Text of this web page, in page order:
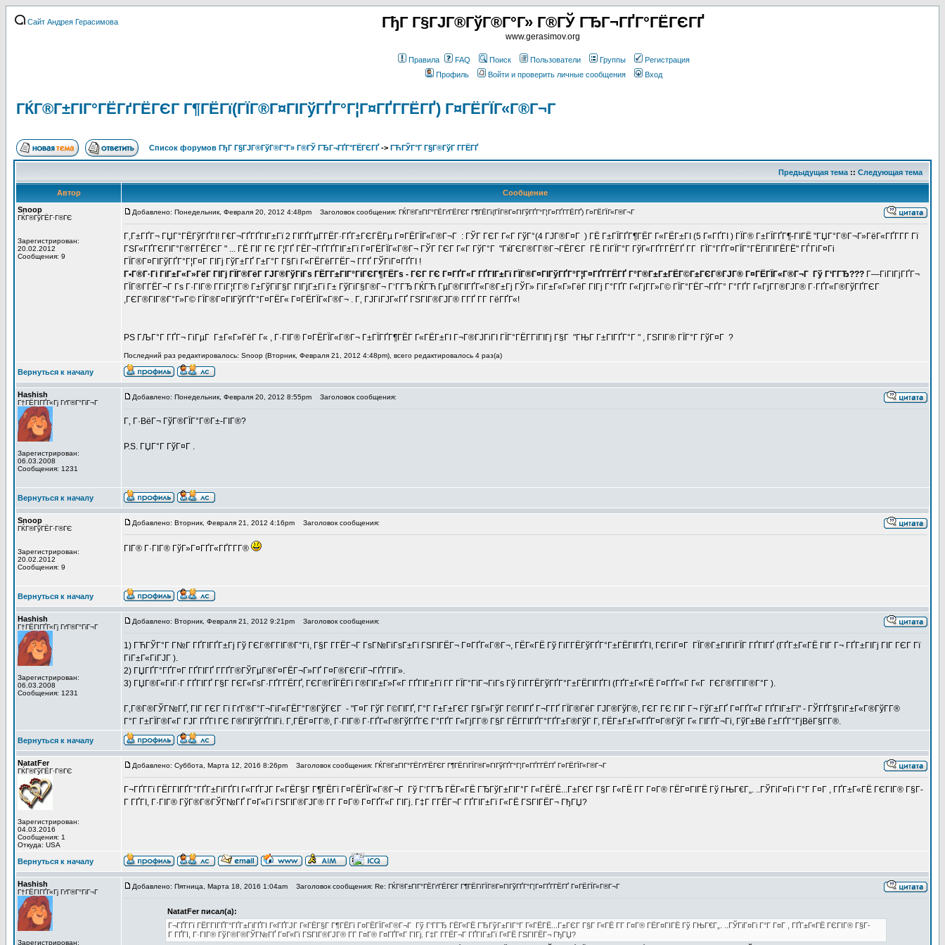
Сайт Андрея Герасимова ГђГ Г§ГЈГ®ГўГ®Г°Г» Г®ГЎ ГЂГ¬ГҐГ°ГЁГЄГҐ
www.gerasimov.org
Правила FAQ Поиск Пользователи Группы
Регистрация
Профиль
Войти и проверить личные сообщения Вход
ГЌГ®Г±ГІГ°ГЁГґГЁГЄГ Г¶ГЁГї(ГЇГ®Г¤ГІГўГҐГ°Г¦Г¤ГҐГ­ГЁГҐ) Г¤ГЁГЇГ«Г®Г¬Г
Список форумов ГђГ Г§ГЈГ®ГўГ®Г°Г» Г®ГЎ ГЂГ¬ГҐГ°ГЁГЄГҐ-> ГЋГЎГ°Г Г§Г®ГўГ Г­ГЁГҐ
Предыдущая тема :: Следующая тема
Автор
Сообщение
Snoop
ГЌГ®ГўГЁГ·Г®ГЄ
Зарегистрирован:
20.02.2012
Сообщения: 9
Добавлено: Понедельник, Февраля 20, 2012 4:48pm Заголовок сообщения: ГЌГ®Г±ГІГ°ГЁГґГЁГЄГ Г¶ГЁГї(ГЇГ®Г¤ГІГўГҐГ°Г¦Г¤ГҐГ­ГЁГҐ) Г¤ГЁГЇГ«Г®Г¬Г
Г‚Г±ГҐГ¬ ГЏГ°ГЁГўГҐГІ! Г€Г¬ГҐГҐГІГ±Гї 2 ГІГҐГµГ­ГЁГ·ГҐГ±ГЄГЁГµ Г¤ГЁГЇГ«Г®Г¬Г : ГЎГ ГЄГ Г«Г ГўГ°(4 ГЈГ®Г¤Г ) ГЁ Г±ГЇГҐГ¶ГЁГ Г«ГЁГ±ГІ (5 Г«ГҐГІ ) ГЇГ® Г±ГЇГҐГ¶-ГІГЁ "ГЏГ°Г®Г¬Г»ГёГ«ГҐГ­Г­Г Гї
ГЅГ«ГҐГЄГІГ°Г®Г­ГЁГЄГ " ... ГЁ ГІГ ГЄ Г¦ГҐ ГЁГ¬ГҐГҐГІГ±Гї Г¤ГЁГЇГ«Г®Г¬ ГЎГ ГЄГ Г«Г ГўГ°Г "ГќГЄГ®Г­Г®Г¬ГЁГЄГ ГЁ ГіГЇГ°Г ГўГ«ГҐГ­ГЁГҐ Г­Г ГЇГ°ГҐГ¤ГЇГ°ГЁГїГІГЁГЁ" ГЃГіГ¤Гі
ГЇГ®Г¤ГІГўГҐГ°Г¦Г¤Г ГІГј ГўГ±ГҐ Г±Г°Г Г§Гі Г«ГЁГёГ­ГЁГ¬ Г­ГҐ ГЎГіГ¤ГҐГІ !
Г•Г®Г·Гі ГіГ±Г«Г»ГёГ ГІГј ГЇГ®ГёГ ГЈГ®ГўГіГѕ ГЁГ­Г±ГІГ°ГіГЄГ¶ГЁГѕ - ГЄГ ГЄ Г¤ГҐГ«Г ГҐГІГ±Гї ГЇГ®Г¤ГІГўГҐГ°Г¦Г¤ГҐГ­ГЁГҐ Г°Г®Г±Г±ГЁГ©Г±ГЄГ®ГЈГ® Г¤ГЁГЇГ«Г®Г¬Г Гў Г‘ГГЂ??? Г—ГіГІГјГҐГ¬
ГЇГ®Г­ГЁГ¬Г Гѕ Г·ГІГ® Г­ГіГ¦Г­Г® Г±ГўГїГ§Г ГІГјГ±Гї Г± ГўГіГ§Г®Г¬ Г‘ГГЂ ГЌГЋ ГµГ®ГІГҐГ«Г®Г±Гј ГЎГ» ГіГ±Г«Г»ГёГ ГІГј Г°ГҐГ Г«ГјГ­Г»Г© ГЇГ°ГЁГ¬ГҐГ° Г°ГҐГ Г«ГјГ­Г®ГЈГ® Г·ГҐГ«Г®ГўГҐГЄГ
,ГЄГ®ГІГ®Г°Г»Г© ГЇГ®Г¤ГІГўГҐГ°Г¤ГЁГ« Г¤ГЁГЇГ«Г®Г¬ . Г‚ ГЈГіГЈГ«ГҐ ГЅГІГ®ГЈГ® Г­ГҐ Г­Г ГёГҐГ«!
PS ГЉГ°Г ГҐГ¬ ГіГµГ Г±Г«Г»ГёГ Г« , Г·ГІГ® Г¤ГЁГЇГ«Г®Г¬ Г±ГЇГҐГ¶ГЁГ Г«ГЁГ±ГІ Г¬Г®ГЈГіГІ ГЇГ°ГЁГ­ГїГІГј Г§Г "ГЊГ Г±ГІГҐГ°Г " , ГЅГІГ® ГЇГ°Г ГўГ¤Г ?
Последний раз редактировалось: Snoop (Вторник, Февраля 21, 2012 4:48pm), всего редактировалось 4 раз(а)
Вернуться к началу
Hashish
Г†ГЁГІГҐГ«Гј ГґГ®Г°ГіГ¬Г
Зарегистрирован:
06.03.2008
Сообщения: 1231
Добавлено: Понедельник, Февраля 20, 2012 8:55pm Заголовок сообщения:
Г‚ Г·ВёГ¬ ГўГ®ГЇГ°Г®Г±-ГІГ®?
P.S. ГЏГ°Г ГўГ¤Г .
Вернуться к началу
Snoop
ГЌГ®ГўГЁГ·Г®ГЄ
Зарегистрирован:
20.02.2012
Сообщения: 9
Добавлено: Вторник, Февраля 21, 2012 4:16pm Заголовок сообщения:
ГІГ® Г·ГІГ® ГўГ»Г¤ГҐГ«ГҐГ­Г­Г®
Вернуться к началу
Hashish
Г†ГЁГІГҐГ«Гј ГґГ®Г°ГіГ¬Г
Зарегистрирован:
06.03.2008
Сообщения: 1231
Добавлено: Вторник, Февраля 21, 2012 9:21pm Заголовок сообщения:
1) ГЋГЎГ°Г Г№Г ГҐГІГҐГ±Гј Гў ГЄГ®Г­ГІГ®Г°Гі, Г§Г Г­ГЁГ¬Г ГѕГ№ГіГѕГ±Гї ГЅГІГЁГ¬ Г¤ГҐГ«Г®Г¬, ГЁГ«ГЁ Гў ГіГ­ГЁГўГҐГ°Г±ГЁГІГҐГІ, ГЄГіГ¤Г ГЇГ®Г±ГІГіГЇГ ГҐГІГҐ (ГҐГ±Г«ГЁ ГІГ Г¬ ГҐГ±ГІГј ГІГ ГЄГ Гї
ГіГ±Г«ГіГЈГ ).
2) ГЏГҐГ°ГҐГ¤Г ГҐГІГҐ Г­ГҐГ®ГЎГµГ®Г¤ГЁГ¬Г»ГҐ Г¤Г®ГЄГіГ¬ГҐГ­ГІГ».
3) ГЏГ®Г«ГіГ·Г ГҐГІГҐ Г§Г ГЄГ«ГѕГ·ГҐГ­ГЁГҐ, ГЄГ®ГЇГЁГї Г®ГІГ±Г»Г«Г ГҐГІГ±Гї Г­Г ГЇГ°ГїГ¬ГіГѕ Гў ГіГ­ГЁГўГҐГ°Г±ГЁГІГҐГІ (ГҐГ±Г«ГЁ Г¤ГҐГ«Г Г«Г ГЄГ®Г­ГІГ®Г°Г ).
Г‚Г®Г®ГЎГ№ГҐ, ГІГ ГЄГ Гї ГґГ®Г°Г¬ГіГ«ГЁГ°Г®ГўГЄГ - "Г¤Г ГўГ Г©ГІГҐ, Г°Г Г±Г±ГЄГ Г§Г»ГўГ Г©ГІГҐ Г¬Г­ГҐ ГЇГ®ГёГ ГЈГ®ГўГ®, ГЄГ ГЄ ГІГ Г¬ ГўГ±ГҐ Г¤ГҐГ«Г ГҐГІГ±Гї" - ГЎГҐГ§ГіГ±Г«Г®ГўГ­Г®
Г°Г Г±ГЇГ®Г«Г ГЈГ ГҐГІ ГЄ Г®ГІГўГҐГІГі. Г‚ГЁГ¤Г­Г®, Г·ГІГ® Г·ГҐГ«Г®ГўГҐГЄ Г°ГҐГ Г«ГјГ­Г® Г§Г ГЁГ­ГІГҐГ°ГҐГ±Г®ГўГ Г­, ГЁГ±Г±Г«ГҐГ¤Г®ГўГ Г« ГІГҐГ¬Гі, ГўГ±Вё Г±ГҐГ°ГјВёГ§Г­Г®.
Вернуться к началу
NatatFer
ГЌГ®ГўГЁГ·Г®ГЄ
Зарегистрирован:
04.03.2016
Сообщения: 1
Откуда: USA
Добавлено: Суббота, Марта 12, 2016 8:26pm Заголовок сообщения: ГЌГ®Г±ГІГ°ГЁГґГЁГЄГ Г¶ГЁГїГЇГ®Г¤ГІГўГҐГ°Г¦Г¤ГҐГ­ГЁГҐ Г¤ГЁГЇГ«Г®Г¬Г
Г¬ГҐГ­Гї ГЁГ­ГІГҐГ°ГҐГ±ГіГҐГІ Г«ГҐГЈГ Г«ГЁГ§Г Г¶ГЁГї Г¤ГЁГЇГ«Г®Г¬Г Гў Г‘ГГЂ ГЁГ«ГЁ ГЂГўГ±ГІГ°Г Г«ГЁГЁ...Г±ГЄГ Г§Г Г«ГЁ Г­Г Г¤Г® ГЁГ¤ГІГЁ Гў ГЊГ€Г„. ..ГЎГіГ¤Гі Г°Г Г¤Г , ГҐГ±Г«ГЁ ГЄГІГ® Г§Г­
Г ГҐГІ, Г·ГІГ® ГўГ®Г®ГЎГ№ГҐ Г¤Г«Гї ГЅГІГ®ГЈГ® Г­Г Г¤Г® Г¤ГҐГ«Г ГІГј. Г‡Г Г­ГЁГ¬Г ГҐГІГ±Гї Г«ГЁ ГЅГІГЁГ¬ ГђГЏ?
Вернуться к началу
Hashish
Г†ГЁГІГҐГ«Гј ГґГ®Г°ГіГ¬Г
Зарегистрирован:
Добавлено: Пятница, Марта 18, 2016 1:04am Заголовок сообщения: Re: ГЌГ®Г±ГІГ°ГЁГґГЁГЄГ Г¶ГЁГїГЇГ®Г¤ГІГўГҐГ°Г¦Г¤ГҐГ­ГЁГҐ Г¤ГЁГЇГ«Г®Г¬Г
NatatFer писал(а):
Г¬ГҐГ­Гї ГЁГ­ГІГҐГ°ГҐГ±ГіГҐГІ Г«ГҐГЈГ Г«ГЁГ§Г Г¶ГЁГї Г¤ГЁГЇГ«Г®Г¬Г Гў Г‘ГГЂ ГЁГ«ГЁ ГЂГўГ±ГІГ°Г Г«ГЁГЁ...Г±ГЄГ Г§Г Г«ГЁ Г­Г Г¤Г® ГЁГ¤ГІГЁ Гў ГЊГ€Г„. ..ГЎГіГ¤Гі Г°Г Г¤Г , ГҐГ±Г«ГЁ ГЄГІГ® Г§Г­
Г ГҐГІ, Г·ГІГ® ГўГ®Г®ГЎГ№ГҐ Г¤Г«Гї ГЅГІГ®ГЈГ® Г­Г Г¤Г® Г¤ГҐГ«Г ГІГј. Г‡Г Г­ГЁГ¬Г ГҐГІГ±Гї Г«ГЁ ГЅГІГЁГ¬ ГђГЏ?